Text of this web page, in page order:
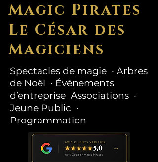
Magic Pirates
Le César des
Magiciens
Spectacles de magie · Arbres
de Noël · Événements
d’entreprise Associations ·
Jeune Public ·
Programmation